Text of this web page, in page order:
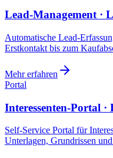
Lead-Management ·
Automatische Lead-
Erstkontakt bis zum
Mehr erfahren
Portal
Interessenten-Portal ·
Self-Service Portal für
Unterlagen, Grundrissen